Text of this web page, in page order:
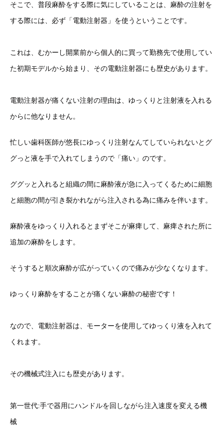
そこで、普段麻酔をする際に気にしていることは、麻酔の注射を
する際には、必ず「電動注射器」を使うということです。
これは、むかーし開業前から個人的に買って勤務先で使用してい
た初期モデルから始まり、その電動注射器にも歴史があります。
電動注射器が痛くない注射の理由は、ゆっくりと注射液を入れる
からに他なりません。
忙しい歯科医師が悠長にゆっくり注射なんてしていられないとグ
グっと液を手で入れてしまうので「痛い」のです。
ググッと入れると組織の間に麻酔液が急に入ってくるために細胞
と細胞の間が引き裂かれながら注入される為に痛みを伴います。
麻酔液をゆっくり入れるとまずそこが麻痺して、麻痺された所に
追加の麻酔をします。
そうすると順次麻酔が広がっていくので痛みが少なくなります。
ゆっくり麻酔をすることが痛くない麻酔の秘密です！
なので、電動注射器は、モーターを使用してゆっくり液を入れて
くれます。
その機械式注入にも歴史があります。
第一世代:手で器用にハンドルを回しながら注入速度を変える機
械